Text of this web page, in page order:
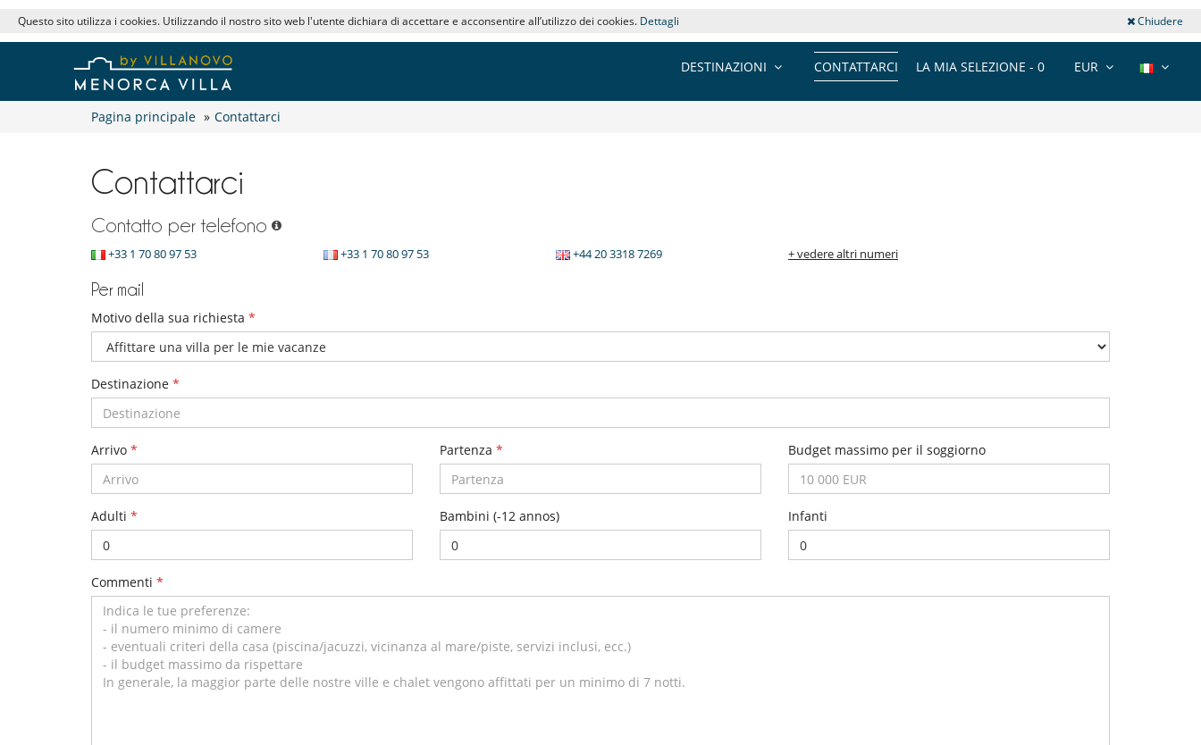
Questo sito utilizza i cookies. Utilizzando il nostro sito web l'utente dichiara di accettare e acconsentire all’utilizzo dei cookies. Dettagli Chiudere
EUR
LA MIA SELEZIONE - 0
CONTATTARCI
DESTINAZIONI
Pagina principale » Contattarci
Contattarci
Contatto per telefono
+33 1 70 80 97 53 +33 1 70 80 97 53 +44 20 3318 7269 + vedere altri numeri
Per mail
Motivo della sua richiesta *
Destinazione *
Arrivo * Partenza * Budget massimo per il soggiorno
Adulti * Bambini (-12 annos) Infanti
Commenti *